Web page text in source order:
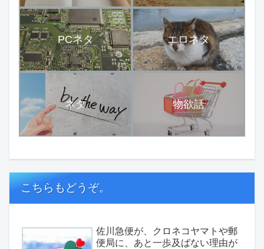
PCネタ エロネタ
ネタ 物欲話
こちらもどうぞ。
佐川急便が、クロネコヤマトや郵
便局に、あと一歩及ばない理由が